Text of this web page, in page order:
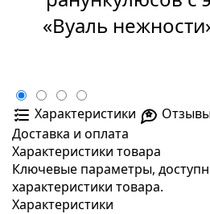
«Вуаль
Характеристики
Доставка и оплата
Характеристики товара
Ключевые параметры,
характеристики товара.
Характеристики